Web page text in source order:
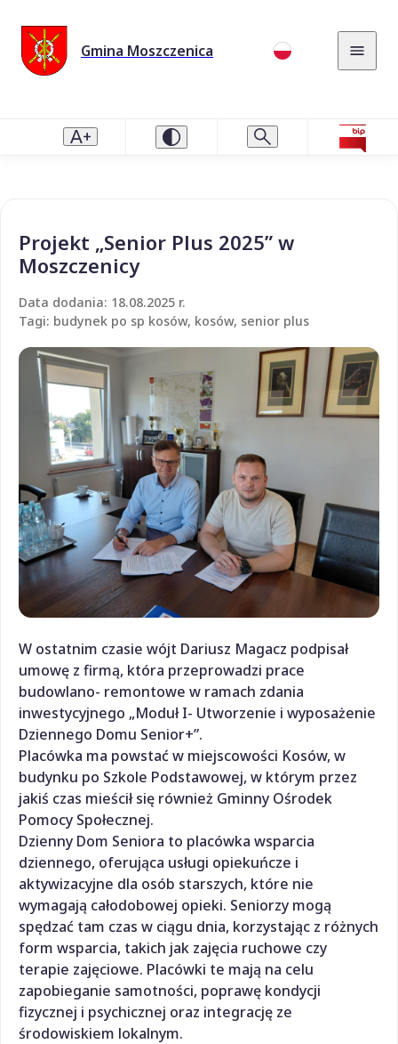
Gmina Moszczenica
Projekt „Senior Plus 2025” w
Moszczenicy
Data dodania: 18.08.2025 r.
Tagi: budynek po sp kosów, kosów, senior plus
W ostatnim czasie wójt Dariusz Magacz podpisał
umowę z firmą, która przeprowadzi prace
budowlano- remontowe w ramach zdania
inwestycyjnego „Moduł I- Utworzenie i wyposażenie
Dziennego Domu Senior+”.
Placówka ma powstać w miejscowości Kosów, w
budynku po Szkole Podstawowej, w którym przez
jakiś czas mieścił się również Gminny Ośrodek
Pomocy Społecznej.
Dzienny Dom Seniora to placówka wsparcia
dziennego, oferująca usługi opiekuńcze i
aktywizacyjne dla osób starszych, które nie
wymagają całodobowej opieki. Seniorzy mogą
spędzać tam czas w ciągu dnia, korzystając z różnych
form wsparcia, takich jak zajęcia ruchowe czy
terapie zajęciowe. Placówki te mają na celu
zapobieganie samotności, poprawę kondycji
fizycznej i psychicznej oraz integrację ze
środowiskiem lokalnym.